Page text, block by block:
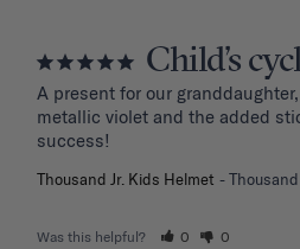
Child’s
A present for our
metallic violet and the added
success!
Thousand Jr. Kids Helmet
Was this helpful? 0 0